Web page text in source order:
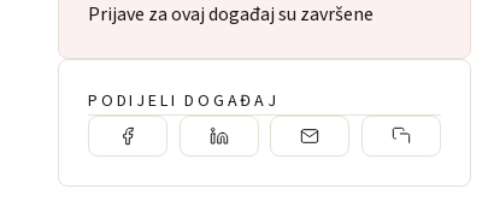
Prijave za ovaj događaj su završene
PODIJELI DOGAĐAJ